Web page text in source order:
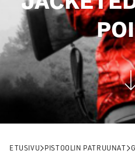
ETUSIVU PISTOOLIN PATRUUNAT